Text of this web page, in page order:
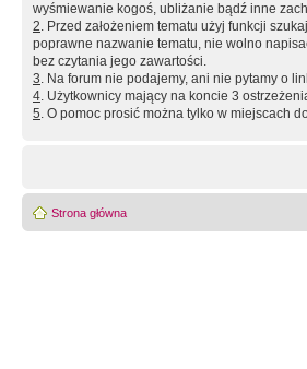
wyśmiewanie kogoś, ubliżanie bądź inne
2. Przed założeniem tematu użyj funkcji
poprawne nazwanie tematu, nie wolno
bez czytania jego zawartości.
3. Na forum nie podajemy, ani nie pytamy o
4. Użytkownicy mający na koncie 3
5. O pomoc prosić można tylko w miejscach
Strona główna